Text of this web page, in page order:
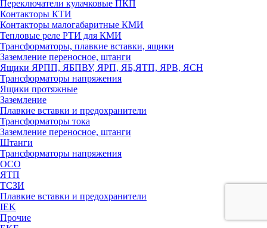
Переключатели кулачковые ПКП
Контакторы КТИ
Контакторы малогабаритные КМИ
Тепловые реле РTИ для КМИ
Трансформаторы, плавкие вставки, ящики
Заземление переносное, штанги
Ящики ЯРПП, ЯБПВУ, ЯРП, ЯБ,ЯТП, ЯРВ, ЯСН
Трансформаторы напряжения
Ящики протяжные
Заземление
Плавкие вставки и предохранители
Трансформаторы тока
Заземление переносное, штанги
Штанги
Трансформаторы напряжения
ОСО
ЯТП
ТСЗИ
Плавкие вставки и предохранители
IEK
Прочие